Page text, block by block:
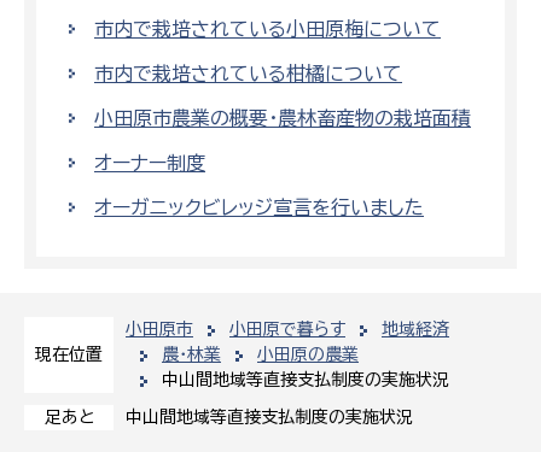
現在位置
小田原市 小田原で暮らす
地域経済
農・林業
小田原の農業
中山間地域等直接支払制度の実施状況
足あと 中山間地域等直接支払制度の実施状況
市内で栽培されている小田原梅について
市内で栽培されている柑橘について
小田原市農業の概要・農林畜産物の栽培面積
オーナー制度
オーガニックビレッジ宣言を行いました